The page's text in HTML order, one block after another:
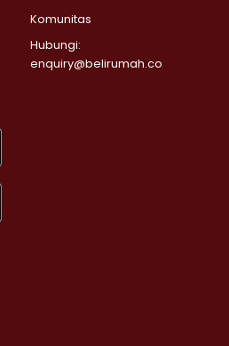
Komunitas
Hubungi:
enquiry@belirumah.co